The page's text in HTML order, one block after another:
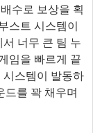
수로 보상을 획
스트 시스템이
너무 큰 팀 누
임을 빠르게 끝
스템이 발동하
드를 꽉 채우며